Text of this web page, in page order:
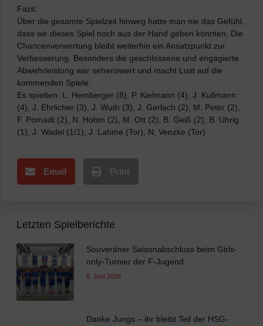
Fazit:
Über die gesamte Spielzeit hinweg hatte man nie das Gefühl,
dass wir dieses Spiel noch aus der Hand geben könnten. Die
Chancenverwertung bleibt weiterhin ein Ansatzpunkt zur
Verbesserung. Besonders die geschlossene und engagierte
Abwehrleistung war sehenswert und macht Lust auf die
kommenden Spiele.
Es spielten: L. Hemberger (8), P. Kielmann (4), J. Kullmann
(4), J. Ehrlicher (3), J. Wuth (3), J. Gerlach (2), M. Peter (2),
F. Pomadt (2), N. Hohm (2), M. Ott (2), B. Geiß (2), B. Uhrig
(1), J. Wadel (1/1), J. Lahme (Tor), N, Venzke (Tor)
Email Print
Letzten Spielberichte
Souveräner Saisonabschluss beim Girls-
only-Turnier der F-Jugend
8. Juni 2026
Danke Jungs – ihr bleibt Teil der HSG-